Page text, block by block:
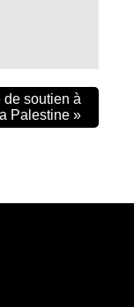
de soutien à
la Palestine »